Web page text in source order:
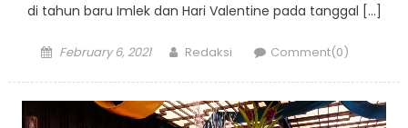
di tahun baru Imlek dan Hari Valentine pada tanggal […]
Posted
February 6, 2021 Author
Redaksi Comment(0)